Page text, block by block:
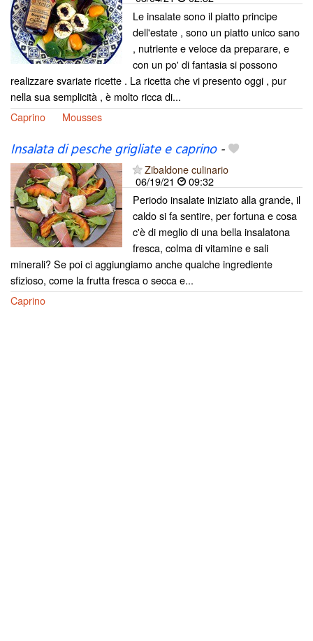
Le insalate sono il piatto principe
dell'estate , sono un piatto unico sano
, nutriente e veloce da preparare, e
con un po' di fantasia si possono
realizzare svariate ricette . La ricetta che vi presento oggi , pur
nella sua semplicità , è molto ricca di...
Caprino
Mousses
Insalata di pesche grigliate e caprino-
Zibaldone culinario
06/19/21
09:32
Periodo insalate iniziato alla grande, il
caldo si fa sentire, per fortuna e cosa
c'è di meglio di una bella insalatona
fresca, colma di vitamine e sali
minerali? Se poi ci aggiungiamo anche qualche ingrediente
sfizioso, come la frutta fresca o secca e...
Caprino